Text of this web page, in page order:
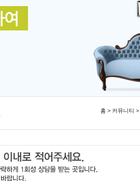
홈 > 커뮤니티 >